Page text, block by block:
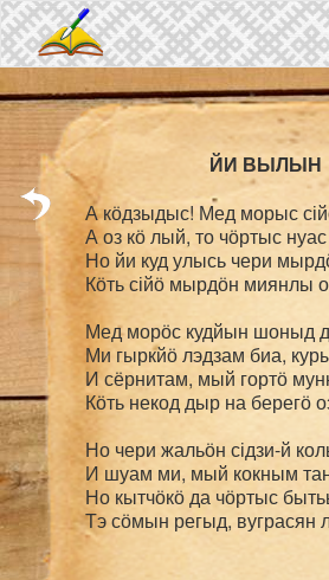
Skip to main content
А кӧдзыдыс! Мед морыс
А оз кӧ лый, то чӧртыс
Но йи куд улысь чери
Кӧть сійӧ мырдӧн миянлы
Мед морӧс кудйын шоныд
Ми гыркйӧ лэдзам биа,
И сёрнитам, мый гортӧ
Кӧть некод дыр на берегӧ
Но чери жальӧн сідзи-й
И шуам ми, мый кокным
Но кытчӧкӧ да чӧртыс